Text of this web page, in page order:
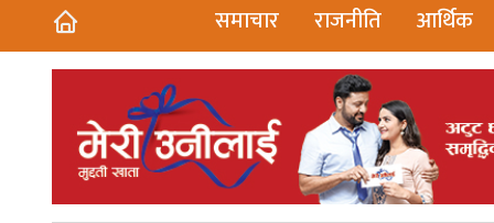
समाचार राजनीति आर्थिक